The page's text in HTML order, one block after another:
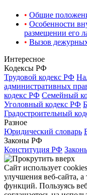
• Общие
• Особенности
размещении его
• Вызов
Интересное
Кодексы РФ
Трудовой кодекс РФ
административных
кодекс РФ Семейный
Уголовный кодекс РФ
Градостроительный
Разное
Юридический словарь
Законы РФ
Конституция РФ
Сайт использует
улучшения веб-сайта,
функций. Пользуясь